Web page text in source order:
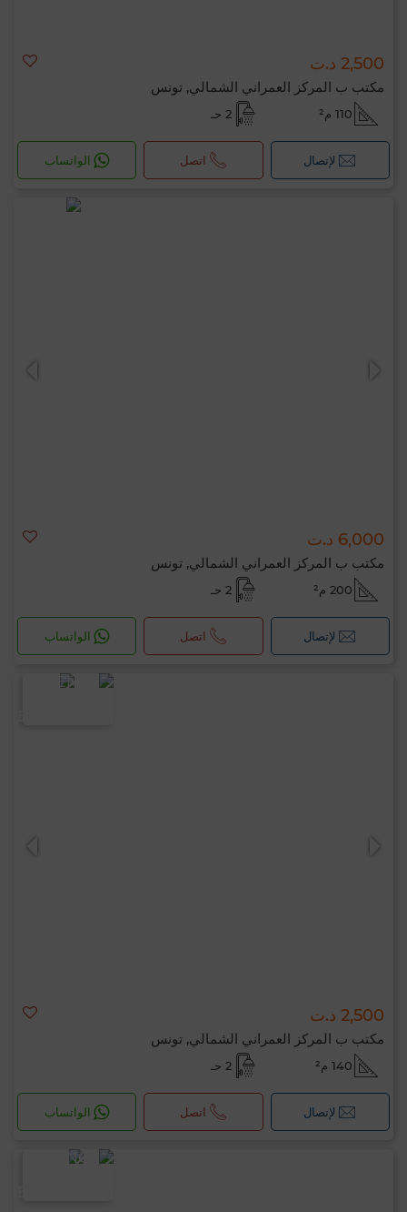
2,500 د.ت
مكتب ب المركز العمراني الشمالي, تونس
110 م² 2 حـ
لإتصال اتصل الواتساب
6,000 د.ت
مكتب ب المركز العمراني الشمالي, تونس
200 م² 2 حـ
لإتصال اتصل الواتساب
2,500 د.ت
مكتب ب المركز العمراني الشمالي, تونس
140 م² 2 حـ
لإتصال اتصل الواتساب